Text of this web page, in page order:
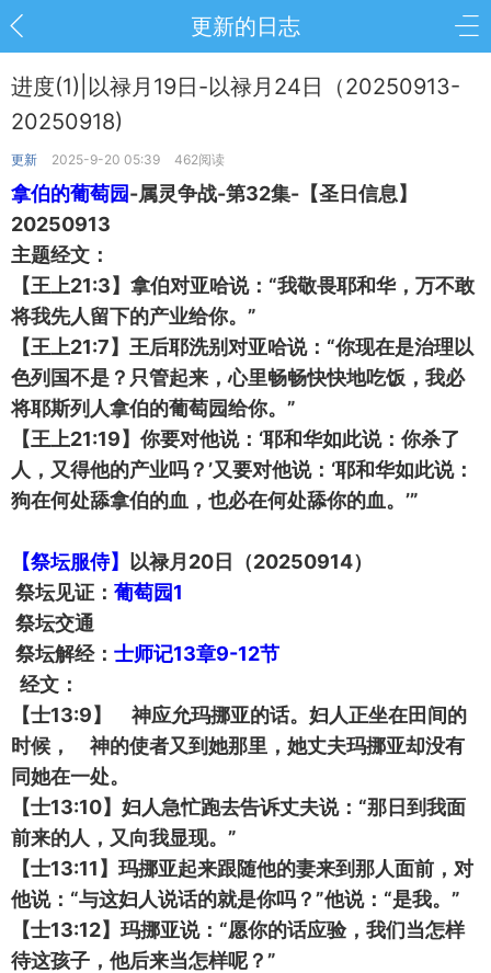
更新的日志
进度(1)|以禄月19日-以禄月24日（20250913-
20250918)
更新 2025-9-20 05:39 462阅读
拿伯的葡萄园-属灵争战-第32集-【圣日信息】
20250913
主题经文：
【王上21:3】拿伯对亚哈说：“我敬畏耶和华，万不敢
将我先人留下的产业给你。”
【王上21:7】王后耶洗别对亚哈说：“你现在是治理以
色列国不是？只管起来，心里畅畅快快地吃饭，我必
将耶斯列人拿伯的葡萄园给你。”
【王上21:19】你要对他说：‘耶和华如此说：你杀了
人，又得他的产业吗？’又要对他说：‘耶和华如此说：
狗在何处舔拿伯的血，也必在何处舔你的血。’”
【祭坛服侍】
以禄月20日（20250914）
祭坛见证： 葡萄园1
祭坛交通
祭坛解经： 士师记13章9-12节
经文：
【士13:9】 神应允玛挪亚的话。妇人正坐在田间的
时候， 神的使者又到她那里，她丈夫玛挪亚却没有
同她在一处。
【士13:10】妇人急忙跑去告诉丈夫说：“那日到我面
前来的人，又向我显现。”
【士13:11】玛挪亚起来跟随他的妻来到那人面前，对
他说：“与这妇人说话的就是你吗？”他说：“是我。”
【士13:12】玛挪亚说：“愿你的话应验，我们当怎样
待这孩子，他后来当怎样呢？”